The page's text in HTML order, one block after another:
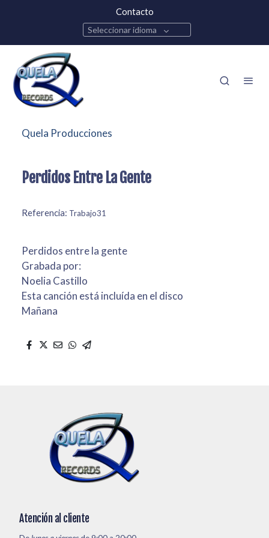
Contacto
Seleccionar idioma
Quela Producciones
Perdidos Entre La Gente
Referencia: Trabajo31
Perdidos entre la gente
Grabada por:
Noelia Castillo
Esta canción está incluída en el disco
Mañana
Atención al cliente